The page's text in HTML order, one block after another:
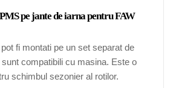
pe jante de iarna pentru FAW
fi montati pe un set separat de
compatibili cu masina. Este o
schimbul sezonier al rotilor.